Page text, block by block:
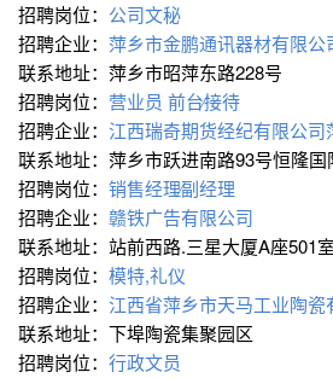
招聘岗位： 公司文秘
招聘企业： 萍乡市金鹏通讯器材有限公
联系地址：萍乡市昭萍东路228号
招聘岗位： 营业员 前台∕接待
招聘企业： 江西瑞奇期货经纪有限公司
联系地址：萍乡市跃进南路93号恒隆国
招聘岗位： 销售经理∕副经理
招聘企业： 赣铁广告有限公司
联系地址：站前西路.三星大厦A座501室
招聘岗位： 模特,礼仪
招聘企业： 江西省萍乡市天马工业陶瓷
联系地址：下埠陶瓷集聚园区
招聘岗位： 行政文员